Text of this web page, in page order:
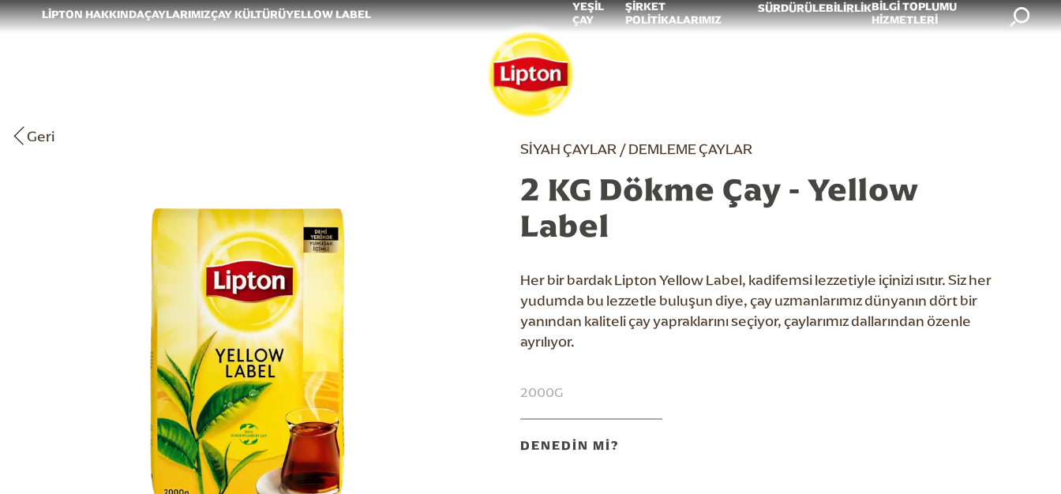
LIPTON HAKKINDAÇAYLARIMIZÇAY KÜLTÜRÜYELLOW LABEL
YEŞİL
ÇAY
ŞİRKET
POLİTİKALARIMIZ
SÜRDÜRÜLEBİLİRLİKBILGI TOPLUMU
HIZMETLERI
Search
Geri
SİYAH ÇAYLAR / DEMLEME ÇAYLAR
2 KG Dökme Çay - Yellow
Label
Her bir bardak Lipton Yellow Label, kadifemsi lezzetiyle içinizi ısıtır. Siz her
yudumda bu lezzetle buluşun diye, çay uzmanlarımız dünyanın dört bir
yanından kaliteli çay yapraklarını seçiyor, çaylarımız dallarından özenle
ayrılıyor.
2000G
DENEDİN Mİ?